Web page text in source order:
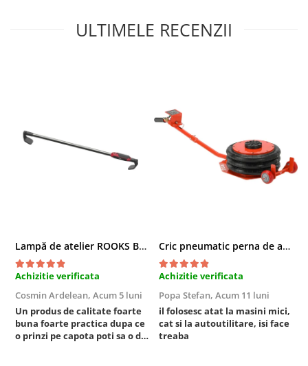
Rulmenti,Bucsi si Extractoare
Cricuri Hidraulice
Masini de dejantat roti
Masini de echilibrat roti
Piese de schimb
Scule Vulcanizare
ULTIMELE RECENZII
Lampă de atelier ROOKS B2 HYBRID pentru capotă, 2000 lumeni, 5000 mAh
Achizitie verificata
Cosmin Ardelean, Acum 5 luni
Un produs de calitate foarte
buna foarte practica dupa ce
o prinzi pe capota poti sa o dai
Cric pneumatic perna de aer cu inaltator 6T
Achizitie verificata
Popa Stefan, Acum 11 luni
il folosesc atat la masini mici,
cat si la autoutilitare, isi face
treaba